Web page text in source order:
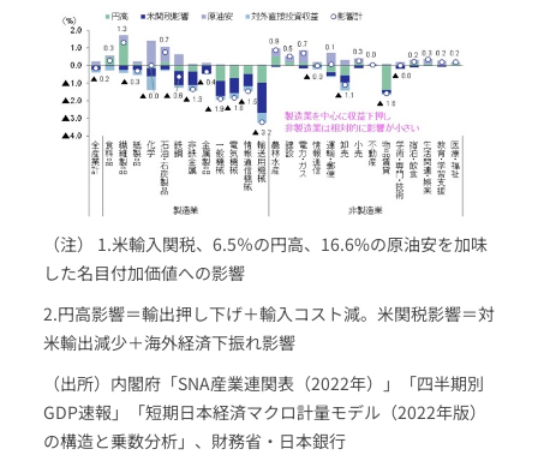
（注） 1.米輸入関税、6.5％の円高、16.6%の原油安を加味
した名目付加価値への影響
2.円高影響＝輸出押し下げ＋輸入コスト減。米関税影響＝対
米輸出減少＋海外経済下振れ影響
（出所）内閣府「SNA産業連関表（2022年）」「四半期別
GDP速報」「短期日本経済マクロ計量モデル（2022年版）
の構造と乗数分析」、財務省・日本銀行